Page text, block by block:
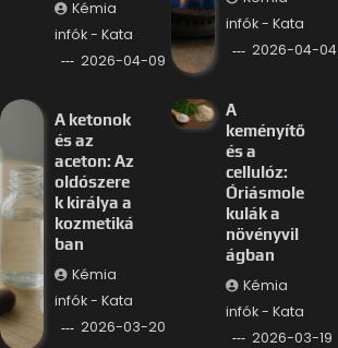
Kémia
infók - Kata
2026-04-09
infók - Kata
2026-04-04
A ketonok
és az
aceton: Az
oldószere
k királya a
kozmetiká
ban
Kémia
infók - Kata
2026-03-20
A
keményítő
és a
cellulóz:
Óriásmole
kulák a
növényvil
ágban
Kémia
infók - Kata
2026-03-19